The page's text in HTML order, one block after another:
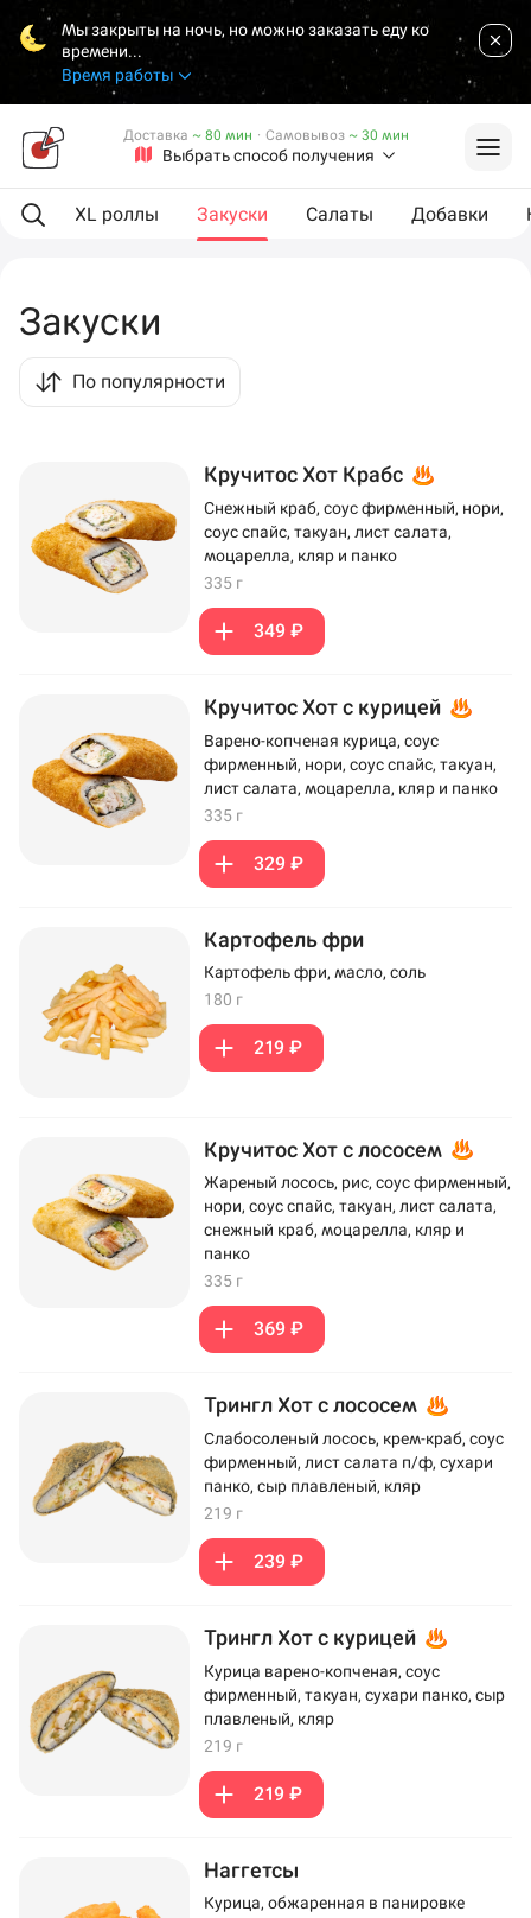
Мы закрыты на ночь, но можно заказать еду ко
времени...
Время работы
Выбрать способ получения
Доставка ~ 80 мин · Самовывоз ~ 30 мин
XL роллы Закуски Салаты Добавки
Закуски
По популярности
Кручитос Хот Крабс
Снежный краб, соус фирменный, нори,
соус спайс, такуан, лист салата,
моцарелла, кляр и панко
335 г
349 ₽
Кручитос Хот с курицей
Варено-копченая курица, соус
фирменный, нори, соус спайс, такуан,
лист салата, моцарелла, кляр и панко
335 г
329 ₽
Картофель фри
Картофель фри, масло, соль
180 г
219 ₽
Кручитос Хот с лососем
Жареный лосось, рис, соус фирменный,
нори, соус спайс, такуан, лист салата,
снежный краб, моцарелла, кляр и
панко
335 г
369 ₽
Трингл Хот с лососем
Слабосоленый лосось, крем-краб, соус
фирменный, лист салата п/ф, сухари
панко, сыр плавленый, кляр
219 г
239 ₽
Трингл Хот с курицей
Курица варено-копченая, соус
фирменный, такуан, сухари панко, сыр
плавленый, кляр
219 г
219 ₽
Наггетсы
Курица, обжаренная в панировке